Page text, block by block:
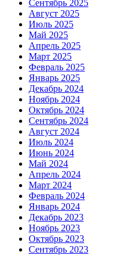
Сентябрь 2025
Август 2025
Июль 2025
Май 2025
Апрель 2025
Март 2025
Февраль 2025
Январь 2025
Декабрь 2024
Ноябрь 2024
Октябрь 2024
Сентябрь 2024
Август 2024
Июль 2024
Июнь 2024
Май 2024
Апрель 2024
Март 2024
Февраль 2024
Январь 2024
Декабрь 2023
Ноябрь 2023
Октябрь 2023
Сентябрь 2023